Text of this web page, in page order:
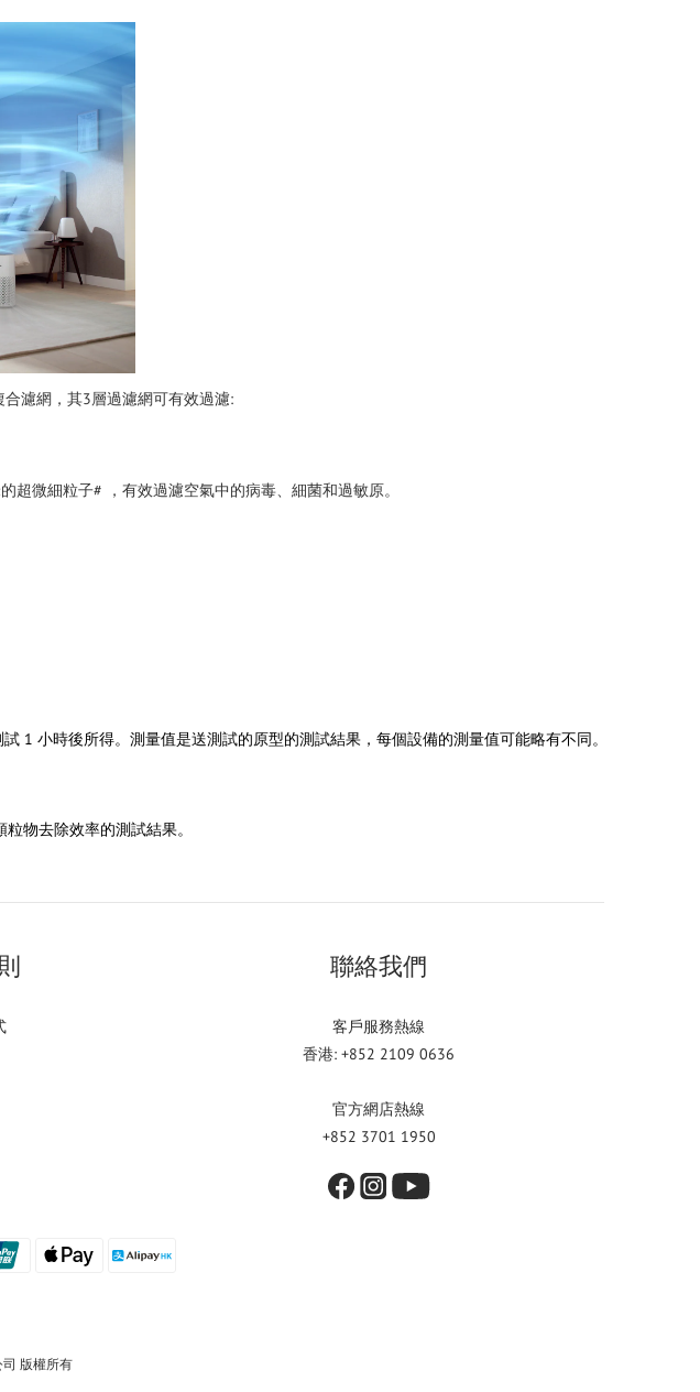
濾網，其3層過濾網可有效過濾:
超微細粒子# ，有效過濾空氣中的病毒、細菌和過敏原。
1 小時後所得。測量值是送測試的原型的測試結果，每個設備的測量值可能略有不同。
物去除效率的測試結果。
聯絡我們
客戶服務熱線
香港: +852 2109 0636
官方網店熱線
+852 3701 1950
版權所有